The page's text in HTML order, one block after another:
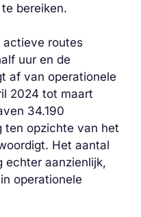
bereiken.
actieve routes
uur en de
af van operationele
2024 tot maart
34.190
ten opzichte van het
Het aantal
echter aanzienlijk,
operationele